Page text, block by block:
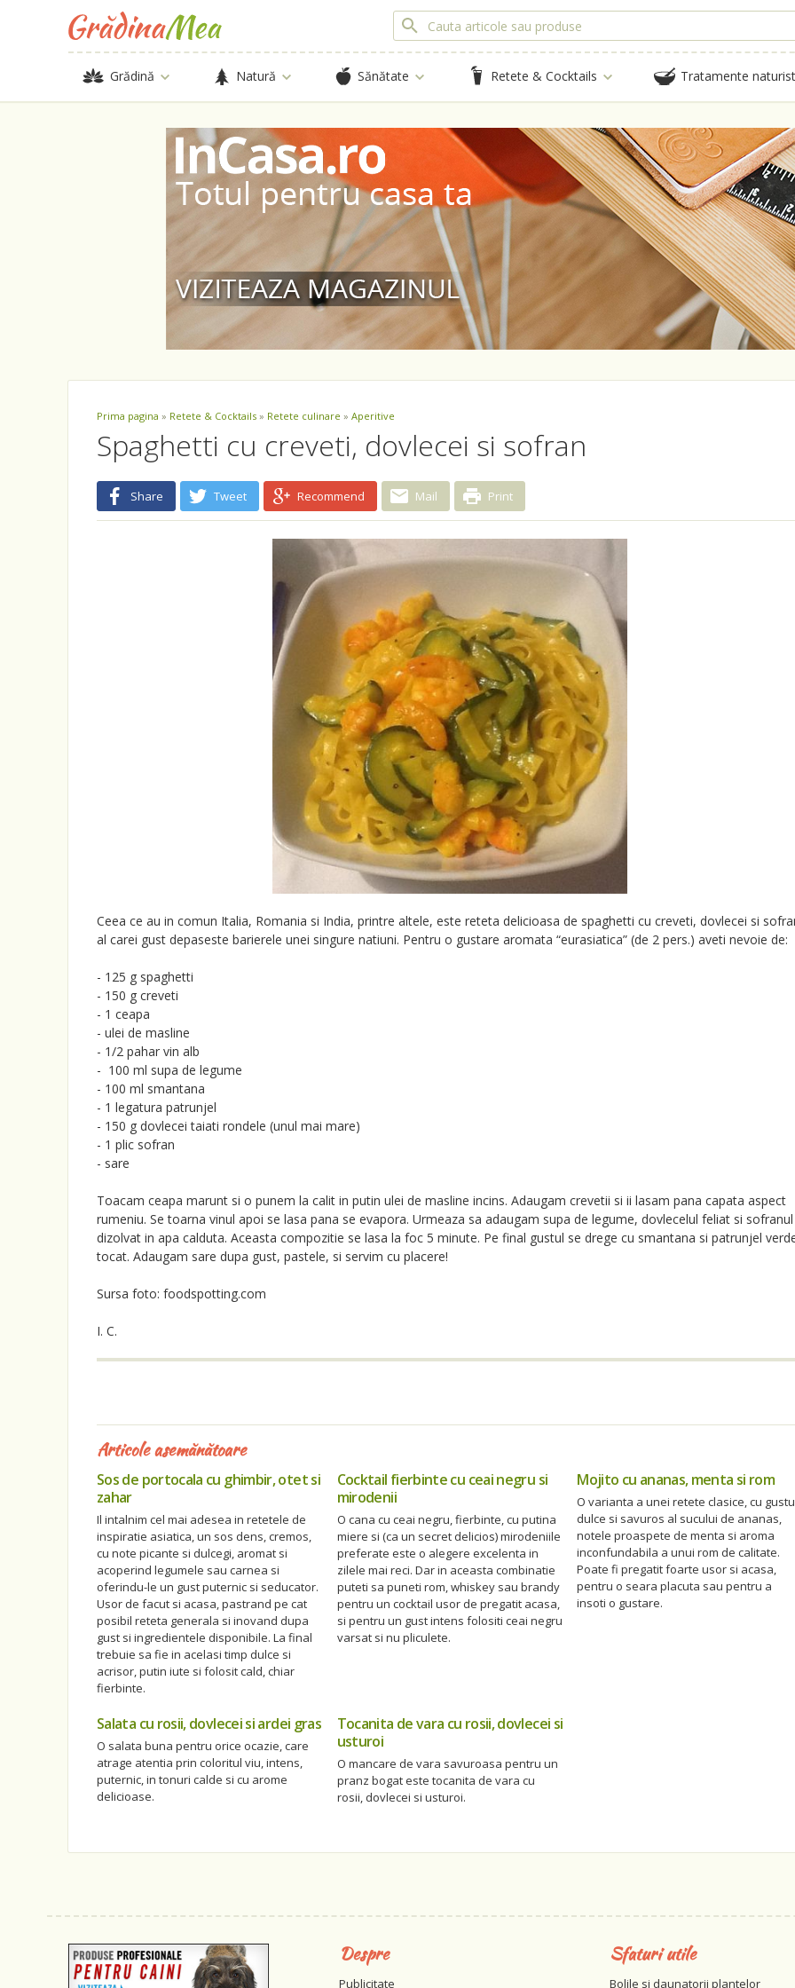
Grădină Natură Sănătate Retete & Cocktails Tratamente
Prima pagina » Retete & Cocktails » Retete culinare » Aperitive
Spaghetti cu creveti, dovlecei si sofran
Share Tweet Recommend Mail Print
Ceea ce au in comun Italia, Romania si India, printre altele, este reteta delicioasa de spaghetti cu creveti, dovlecei si
al carei gust depaseste barierele unei singure natiuni. Pentru o gustare aromata “eurasiatica” (de 2 pers.) aveti nevoie
- 125 g spaghetti
- 150 g creveti
- 1 ceapa
- ulei de masline
- 1/2 pahar vin alb
- 100 ml supa de legume
- 100 ml smantana
- 1 legatura patrunjel
- 150 g dovlecei taiati rondele (unul mai mare)
- 1 plic sofran
- sare
Toacam ceapa marunt si o punem la calit in putin ulei de masline incins. Adaugam crevetii si ii lasam pana capata aspect
rumeniu. Se toarna vinul apoi se lasa pana se evapora. Urmeaza sa adaugam supa de legume, dovlecelul feliat si sofranul
dizolvat in apa calduta. Aceasta compozitie se lasa la foc 5 minute. Pe final gustul se drege cu smantana si patrunjel
tocat. Adaugam sare dupa gust, pastele, si servim cu placere!
Sursa foto: foodspotting.com
I. C.
Articole asemănătoare
Sos de portocala cu ghimbir, otet si
zahar
Il intalnim cel mai adesea in retetele de
inspiratie asiatica, un sos dens, cremos,
cu note picante si dulcegi, aromat si
acoperind legumele sau carnea si
oferindu-le un gust puternic si seducator.
Usor de facut si acasa, pastrand pe cat
posibil reteta generala si inovand dupa
gust si ingredientele disponibile. La final
trebuie sa fie in acelasi timp dulce si
acrisor, putin iute si folosit cald, chiar
fierbinte.
Cocktail fierbinte cu ceai negru si
mirodenii
O cana cu ceai negru, fierbinte, cu putina
miere si (ca un secret delicios) mirodeniile
preferate este o alegere excelenta in
zilele mai reci. Dar in aceasta combinatie
puteti sa puneti rom, whiskey sau brandy
pentru un cocktail usor de pregatit acasa,
si pentru un gust intens folositi ceai negru
varsat si nu pliculete.
Mojito cu ananas, menta si rom
O varianta a unei retete clasice, cu
dulce si savuros al sucului de ananas,
notele proaspete de menta si aroma
inconfundabila a unui rom de calitate.
Poate fi pregatit foarte usor si acasa,
pentru o seara placuta sau pentru a
insoti o gustare.
Salata cu rosii, dovlecei si ardei gras
O salata buna pentru orice ocazie, care
atrage atentia prin coloritul viu, intens,
puternic, in tonuri calde si cu arome
delicioase.
Tocanita de vara cu rosii, dovlecei si
usturoi
O mancare de vara savuroasa pentru un
pranz bogat este tocanita de vara cu
rosii, dovlecei si usturoi.
Despre
Publicitate
Sfaturi utile
Bolile si daunatorii plantelor